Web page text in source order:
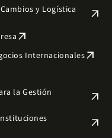
y Logística
arrow_outward
arrow_outward
Internacionalesarrow_outward
la Gestión
arrow_outward
arrow_outward